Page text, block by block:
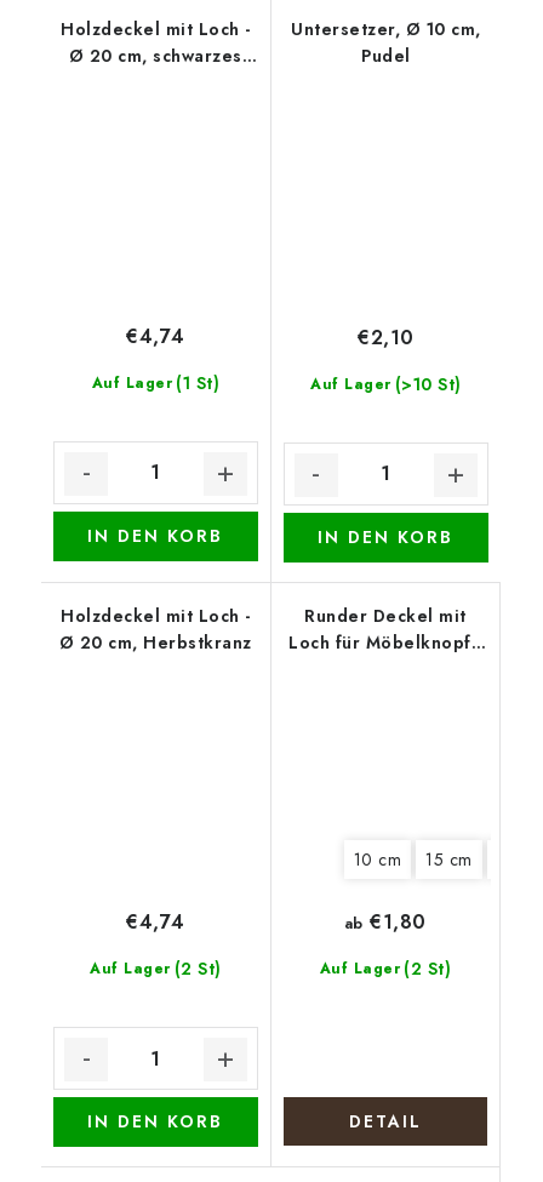
Holzdeckel mit Loch -
Ø 20 cm, schwarzes
Auf Lager (1 St)
€4,74
IN DEN KORB
Untersetzer, Ø 10 cm,
Pudel
Auf Lager (>10 St)
€2,10
IN DEN KORB
Holzdeckel mit Loch -
Ø 20 cm, Herbstkranz
Auf Lager (2 St)
€4,74
IN DEN KORB
Runder Deckel mit
Loch für Möbelknopf -
10 cm 15 cm
Auf Lager (2 St)
ab €1,80
DETAIL